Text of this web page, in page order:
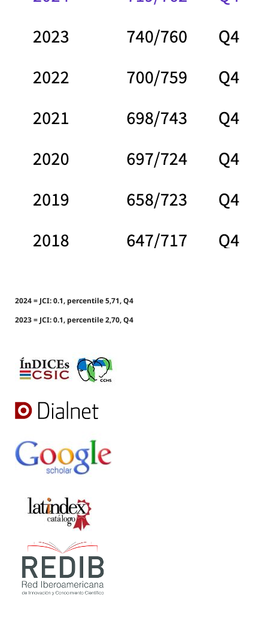
2024 = JCI: 0.1, percentile 5,71, Q4
2023 = JCI: 0.1, percentile 2,70, Q4